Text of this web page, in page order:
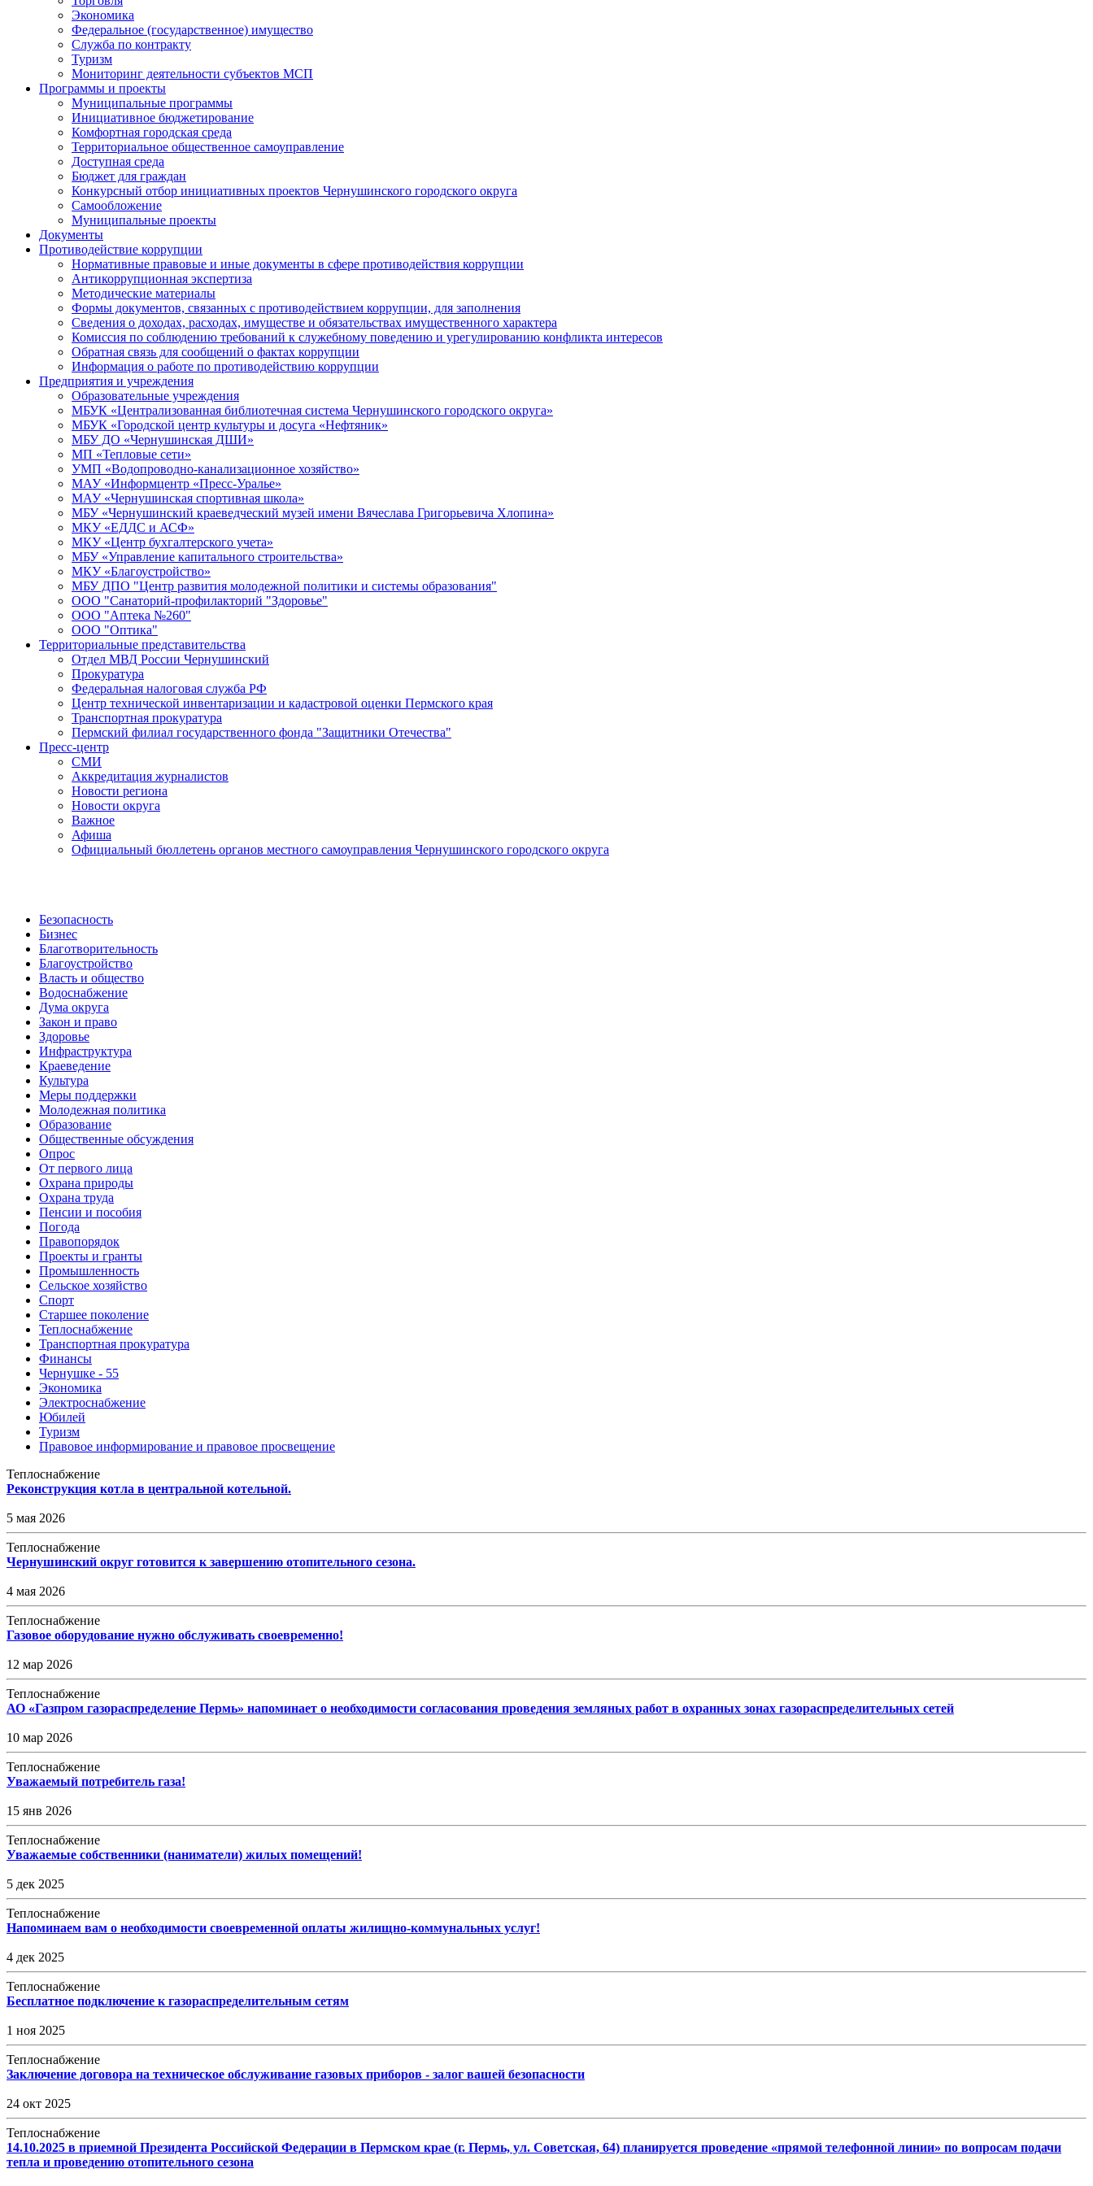
Экономика
Федеральное (государственное) имущество
Служба по контракту
Туризм
Мониторинг деятельности субъектов МСП
Программы и проекты
Муниципальные программы
Инициативное бюджетирование
Комфортная городская среда
Территориальное общественное самоуправление
Доступная среда
Бюджет для граждан
Конкурсный отбор инициативных проектов Чернушинского городского округа
Самообложение
Муниципальные проекты
Документы
Противодействие коррупции
Нормативные правовые и иные документы в сфере противодействия коррупции
Антикоррупционная экспертиза
Методические материалы
Формы документов, связанных с противодействием коррупции, для заполнения
Сведения о доходах, расходах, имуществе и обязательствах имущественного характера
Комиссия по соблюдению требований к служебному поведению и урегулированию конфликта интересов
Обратная связь для сообщений о фактах коррупции
Информация о работе по противодействию коррупции
Предприятия и учреждения
Образовательные учреждения
МБУК «Централизованная библиотечная система Чернушинского городского округа»
МБУК «Городской центр культуры и досуга «Нефтяник»
МБУ ДО «Чернушинская ДШИ»
МП «Тепловые сети»
УМП «Водопроводно-канализационное хозяйство»
МАУ «Информцентр «Пресс-Уралье»
МАУ «Чернушинская спортивная школа»
МБУ «Чернушинский краеведческий музей имени Вячеслава Григорьевича Хлопина»
МКУ «ЕДДС и АСФ»
МКУ «Центр бухгалтерского учета»
МБУ «Управление капитального строительства»
МКУ «Благоустройство»
МБУ ДПО "Центр развития молодежной политики и системы образования"
ООО "Санаторий-профилакторий "Здоровье"
ООО "Аптека №260"
ООО "Оптика"
Территориальные представительства
Отдел МВД России Чернушинский
Прокуратура
Федеральная налоговая служба РФ
Центр технической инвентаризации и кадастровой оценки Пермского края
Транспортная прокуратура
Пермский филиал государственного фонда "Защитники Отечества"
Пресс-центр
СМИ
Аккредитация журналистов
Новости региона
Новости округа
Важное
Афиша
Официальный бюллетень органов местного самоуправления Чернушинского городского округа
Безопасность
Бизнес
Благотворительность
Благоустройство
Власть и общество
Водоснабжение
Дума округа
Закон и право
Здоровье
Инфраструктура
Краеведение
Культура
Меры поддержки
Молодежная политика
Образование
Общественные обсуждения
Опрос
От первого лица
Охрана природы
Охрана труда
Пенсии и пособия
Погода
Правопорядок
Проекты и гранты
Промышленность
Сельское хозяйство
Спорт
Старшее поколение
Теплоснабжение
Транспортная прокуратура
Финансы
Чернушке - 55
Экономика
Электроснабжение
Юбилей
Туризм
Правовое информирование и правовое просвещение
Теплоснабжение
Реконструкция котла в центральной котельной.
5 мая 2026
Теплоснабжение
Чернушинский округ готовится к завершению отопительного сезона.
4 мая 2026
Теплоснабжение
Газовое оборудование нужно обслуживать своевременно!
12 мар 2026
Теплоснабжение
АО «Газпром газораспределение Пермь» напоминает о необходимости согласования проведения земляных работ в охранных зонах газораспределительных сетей
10 мар 2026
Теплоснабжение
Уважаемый потребитель газа!
15 янв 2026
Теплоснабжение
Уважаемые собственники (наниматели) жилых помещений!
5 дек 2025
Теплоснабжение
Напоминаем вам о необходимости своевременной оплаты жилищно-коммунальных услуг!
4 дек 2025
Теплоснабжение
Бесплатное подключение к газораспределительным сетям
1 ноя 2025
Теплоснабжение
Заключение договора на техническое обслуживание газовых приборов - залог вашей безопасности
24 окт 2025
Теплоснабжение
14.10.2025 в приемной Президента Российской Федерации в Пермском крае (г. Пермь, ул. Советская, 64) планируется проведение «прямой телефонной линии» по вопросам подачи
тепла и проведению отопительного сезона